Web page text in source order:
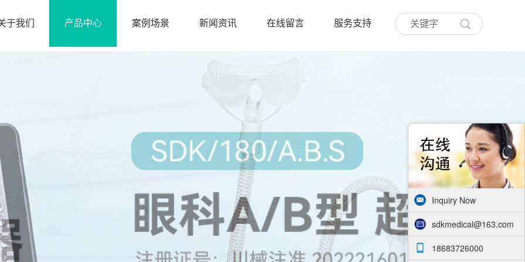
于我们 产品中心 案例场景 新闻资讯 在线留言 服务支持
Inquiry Now
sdkmedical@163.com
18683726000